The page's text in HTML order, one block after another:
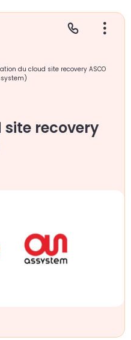
du cloud site recovery ASCO
recovery